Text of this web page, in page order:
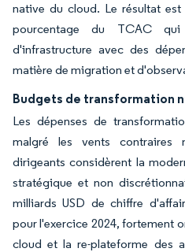
native du cloud. Le résultat
pourcentage du TCAC
d'infrastructure avec des
matière de migration et
Budgets de transformation
Les dépenses de
malgré les vents contraires
dirigeants considèrent la
stratégique et non
milliards USD de chiffre
pour l'exercice 2024, fortement
cloud et la re-plateforme des